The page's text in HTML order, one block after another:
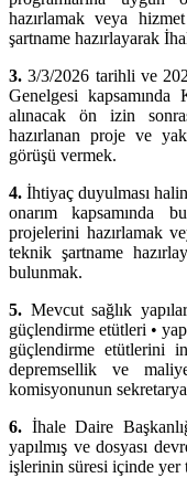
hazırlamak veya
şartname hazırlayarak
3. 3/3/2026 tarihli ve
Genelgesi
alınacak ön izin
hazırlanan proje ve
görüşü vermek.
4. İhtiyaç duyulması
onarım kapsamında
projelerini hazırlamak
teknik şartname
bulunmak.
5. Mevcut sağlık
güçlendirme etütleri •
güçlendirme etütlerini
depremsellik ve
komisyonunun
6. İhale Daire
yapılmış ve dosyası
işlerinin süresi içinde yer